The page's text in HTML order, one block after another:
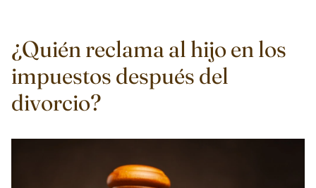
¿Quién reclama al hijo en los
impuestos después del
divorcio?